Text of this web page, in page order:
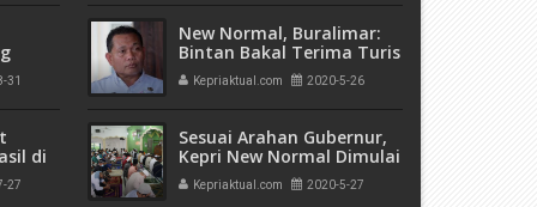
di
31
di
27
New Normal, Buralimar:
Bintan Bakal Terima Turis
Kepriaktual.com 2020-5-26
Sesuai Arahan Gubernur,
Kepri New Normal Dimulai
Dari Masjid
Kepriaktual.com 2020-5-27